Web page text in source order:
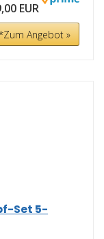
EUR
Angebot »
Set 5-